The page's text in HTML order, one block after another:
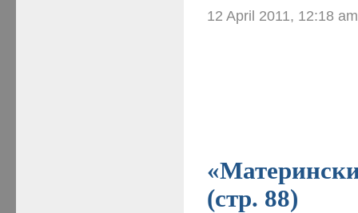
12 April 2011, 12:18 am
(стр. 88)